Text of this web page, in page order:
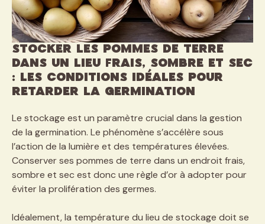
Stocker les pommes de terre
dans un lieu frais, sombre et sec
: les conditions idéales pour
retarder la germination
Le stockage est un paramètre crucial dans la gestion
de la germination. Le phénomène s’accélère sous
l’action de la lumière et des températures élevées.
Conserver ses pommes de terre dans un endroit frais,
sombre et sec est donc une règle d’or à adopter pour
éviter la prolifération des germes.
Idéalement, la température du lieu de stockage doit se